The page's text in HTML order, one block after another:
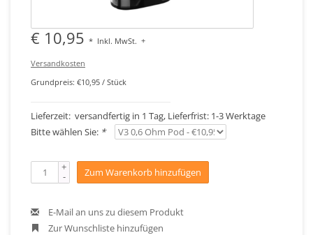
€ 10,95 * Inkl. MwSt. +
Versandkosten
Grundpreis: €10,95 / Stück
Lieferzeit: versandfertig in 1 Tag, Lieferfrist: 1-3 Werktage
Bitte wählen Sie: *
+
- Zum Warenkorb hinzufügen
E-Mail an uns zu diesem Produkt
Zur Wunschliste hinzufügen